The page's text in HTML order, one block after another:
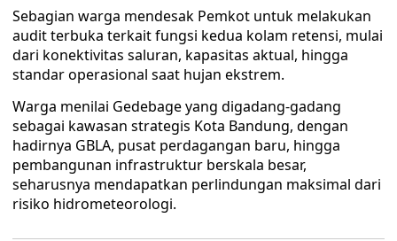
Sebagian warga mendesak Pemkot untuk melakukan
audit terbuka terkait fungsi kedua kolam retensi, mulai
dari konektivitas saluran, kapasitas aktual, hingga
standar operasional saat hujan ekstrem.
Warga menilai Gedebage yang digadang-gadang
sebagai kawasan strategis Kota Bandung, dengan
hadirnya GBLA, pusat perdagangan baru, hingga
pembangunan infrastruktur berskala besar,
seharusnya mendapatkan perlindungan maksimal dari
risiko hidrometeorologi.